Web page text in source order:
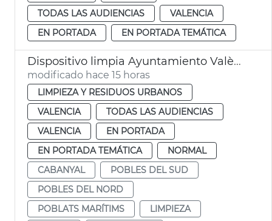
TODAS LAS AUDIENCIAS
VALENCIA
EN PORTADA
EN PORTADA TEMÁTICA
Dispositivo limpia Ayuntamiento València eclipse solar
modificado hace 15 horas
LIMPIEZA Y RESIDUOS URBANOS
VALENCIA
TODAS LAS AUDIENCIAS
VALENCIA
EN PORTADA
EN PORTADA TEMÁTICA
NORMAL
CABANYAL
POBLES DEL SUD
POBLES DEL NORD
POBLATS MARÍTIMS
LIMPIEZA